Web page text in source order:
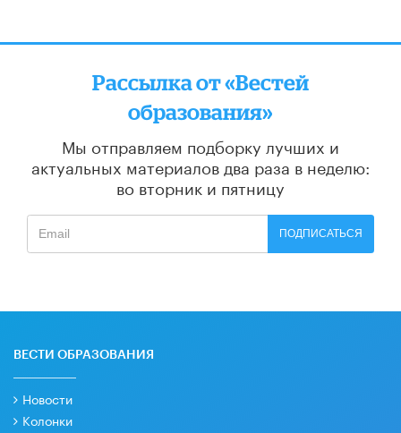
Рассылка от «Вестей
образования»
Мы отправляем подборку лучших и
актуальных материалов два раза в неделю:
во вторник и пятницу
ПОДПИСАТЬСЯ
ВЕСТИ ОБРАЗОВАНИЯ
Новости
Колонки